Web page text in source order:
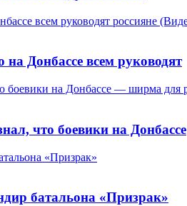
Донбассе всем руководят
что боевики на Донбассе
батальона «Призрак»